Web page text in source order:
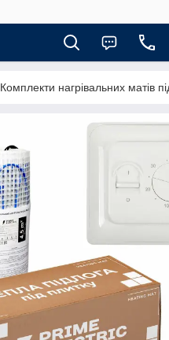
Комплекти нагрівальних матів